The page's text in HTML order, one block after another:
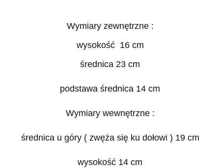
Wymiary zewnętrzne :
wysokość 16 cm
średnica 23 cm
podstawa średnica 14 cm
Wymiary wewnętrzne :
średnica u góry ( zwęża się ku dołowi ) 19 cm
wysokość 14 cm